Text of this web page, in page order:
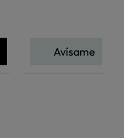
Avísame